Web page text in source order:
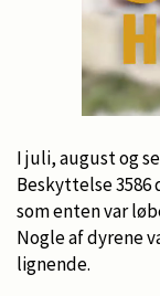
I juli, august og
Beskyttelse 3586
som enten var
Nogle af dyrene
lignende.